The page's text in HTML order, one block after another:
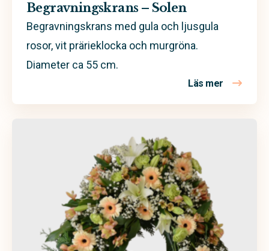
Begravningskrans – Solen
Begravningskrans med gula och ljusgula
rosor, vit prärieklocka och murgröna.
Diameter ca 55 cm.
Läs mer om